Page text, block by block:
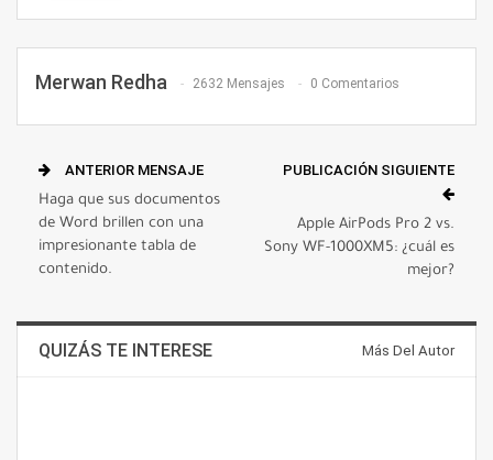
Merwan Redha 2632 Mensajes 0 Comentarios
ANTERIOR MENSAJE
Haga que sus documentos
de Word brillen con una
impresionante tabla de
contenido.
PUBLICACIÓN SIGUIENTE
Apple AirPods Pro 2 vs.
Sony WF-1000XM5: ¿cuál es
mejor?
QUIZÁS TE INTERESE Más Del Autor